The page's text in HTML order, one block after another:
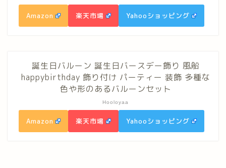
Amazon 楽天市場 Yahooショッピング
誕生日バルーン 誕生日バースデー飾り 風船
happybirthday 飾り付け パーティー 装飾 多種な
色や形のあるバルーンセット
Hooloyaa
Amazon 楽天市場 Yahooショッピング